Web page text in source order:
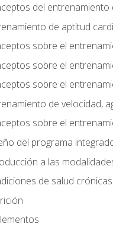
del entrenamiento
de aptitud
sobre el
sobre el
sobre el
de velocidad,
sobre el
del programa
a las
de salud